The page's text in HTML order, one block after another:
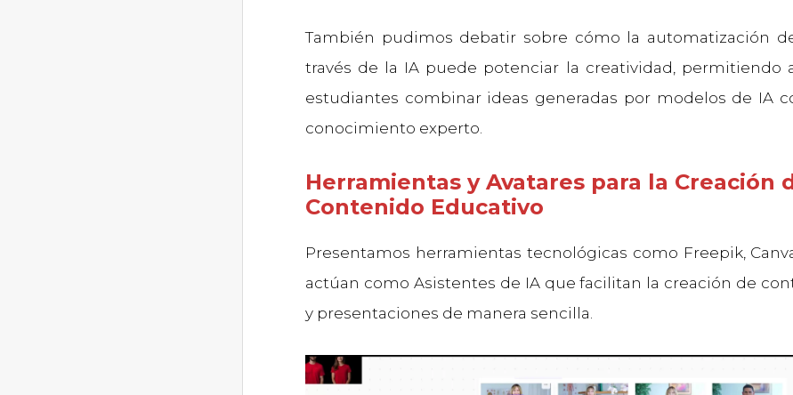
También pudimos debatir sobre cómo la automatización
través de la IA puede potenciar la creatividad, permitiendo
estudiantes combinar ideas generadas por modelos de IA
conocimiento experto.
Herramientas y Avatares para la Creación
Contenido Educativo
Presentamos herramientas tecnológicas como Freepik,
actúan como Asistentes de IA que facilitan la creación de
y presentaciones de manera sencilla.